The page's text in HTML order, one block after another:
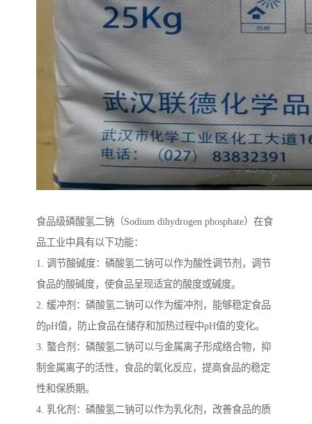
食品级磷酸氢二钠（Sodium dihydrogen phosphate）在食
品工业中具有以下功能：
1. 调节酸碱度：磷酸氢二钠可以作为酸性调节剂，调节
食品的酸碱度，使食品呈现适宜的酸度或碱度。
2. 缓冲剂：磷酸氢二钠可以作为缓冲剂，能够稳定食品
的pH值，防止食品在储存和加热过程中pH值的变化。
3. 螯合剂：磷酸氢二钠可以与金属离子形成络合物，抑
制金属离子的活性，食品的氧化反应，提高食品的稳定
性和保质期。
4. 乳化剂：磷酸氢二钠可以作为乳化剂，改善食品的质